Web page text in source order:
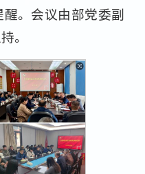
。会议由部党委副
。